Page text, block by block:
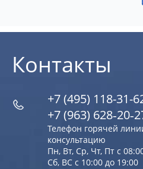
Контакты
+7 (495) 118-31-
+7 (963)
Телефон горячей
консультацию
Пн, Вт, Ср, Чт, Пт с
Сб, ВС с 10:00 до 19:00